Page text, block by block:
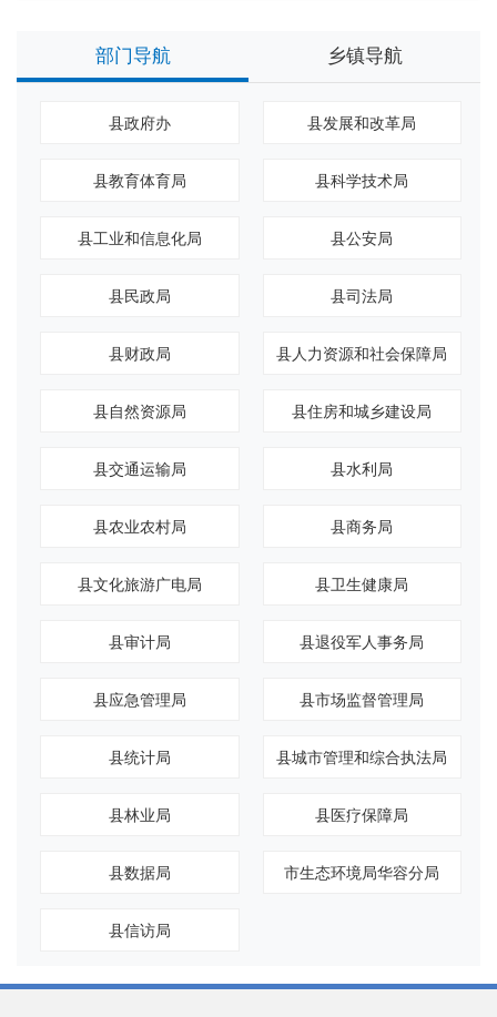
部门导航 乡镇导航
县政府办 县发展和改革局
县教育体育局 县科学技术局
县工业和信息化局 县公安局
县民政局 县司法局
县财政局 县人力资源和社会保障局
县自然资源局 县住房和城乡建设局
县交通运输局 县水利局
县农业农村局 县商务局
县文化旅游广电局 县卫生健康局
县审计局 县退役军人事务局
县应急管理局 县市场监督管理局
县统计局 县城市管理和综合执法局
县林业局 县医疗保障局
县数据局 市生态环境局华容分局
县信访局